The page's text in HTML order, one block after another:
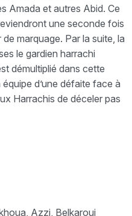
Amada et autres Abid. Ce
une seconde fois
marquage. Par la suite, la
le gardien harrachi
démultiplié dans cette
d’une défaite face à
Harrachis de déceler pas
Azzi, Belkaroui